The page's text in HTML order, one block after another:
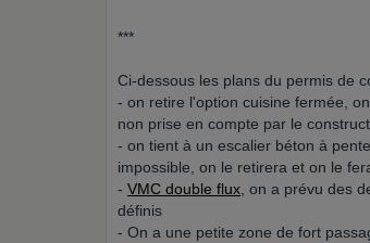
***
Ci-dessous les plans du permis de
- on retire l'option cuisine fermée,
non prise en compte par le
- on tient à un escalier béton à
impossible, on le retirera et on le
- VMC double flux , on a prévu des
définis
- On a une petite zone de fort